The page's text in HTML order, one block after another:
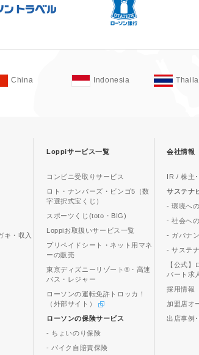
China Indonesia
キ・収入
Loppiサービス一覧
コンビニ受取りサービス
ロト・ナンバーズ・ビンゴ5（数
字選択式宝くじ）
スポーツくじ(toto・BIG)
Loppiお取扱いサービス一覧
プリペイドシート・ネット用マネ
ーの販売
東京ディズニーリゾート®・高速
バス・レジャー
ローソンの運転免許トロッカ！
（外部サイト）
ローソンの保険サービス
- ちょいのり保険
- バイク自賠責保険
会社情報
IR / 株主
サステナ
- 環境へ
- 社会へ
- ガバナ
- サステ
【公式
パート求
採用情報
加盟店オ
出店事例